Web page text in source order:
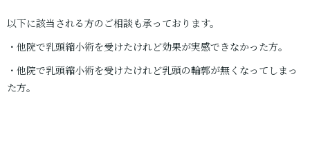
以下に該当される方のご相談も承っております。
・他院で乳頭縮小術を受けたけれど効果が実感できなかった方。
・他院で乳頭縮小術を受けたけれど乳頭の輪郭が無くなってしまっ
た方。